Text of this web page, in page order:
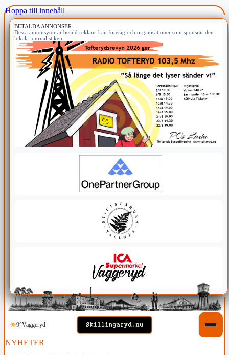
Hoppa till innehåll
BETALDA ANNONSER
Dessa annonsytor är betald reklam från företag och organisationer som sponsrar den
lokala journalistiken.
9°Vaggeryd
NYHETER